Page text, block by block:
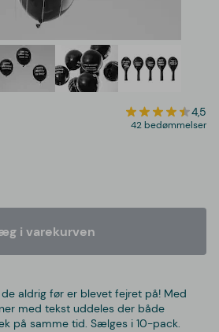
4,5
42 bedømmelser
i varekurven
aldrig før er blevet fejret på! Med
med tekst uddeles der både
på samme tid. Sælges i 10-pack.